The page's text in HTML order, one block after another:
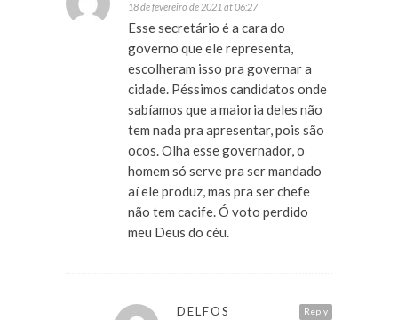
18 de fevereiro de 2021 at 06:27
Esse secretário é a cara do
governo que ele representa,
escolheram isso pra governar a
cidade. Péssimos candidatos onde
sabíamos que a maioria deles não
tem nada pra apresentar, pois são
ocos. Olha esse governador, o
homem só serve pra ser mandado
aí ele produz, mas pra ser chefe
não tem cacife. Ó voto perdido
meu Deus do céu.
Reply
DELFOS